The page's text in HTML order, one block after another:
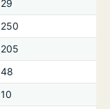
29
250
205
48
10